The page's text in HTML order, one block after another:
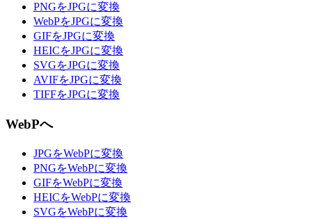
PNGをJPGに変換
WebPをJPGに変換
GIFをJPGに変換
HEICをJPGに変換
SVGをJPGに変換
AVIFをJPGに変換
TIFFをJPGに変換
WebPへ
JPGをWebPに変換
PNGをWebPに変換
GIFをWebPに変換
HEICをWebPに変換
SVGをWebPに変換